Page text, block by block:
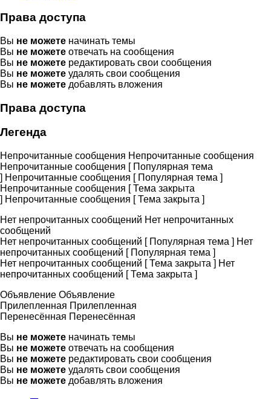
Права доступа
Вы не можете начинать темы
Вы не можете отвечать на сообщения
Вы не можете редактировать свои сообщения
Вы не можете удалять свои сообщения
Вы не можете добавлять вложения
Права доступа
Легенда
Непрочитанные сообщения Непрочитанные сообщения
Непрочитанные сообщения [ Популярная тема
] Непрочитанные сообщения [ Популярная тема ]
Непрочитанные сообщения [ Тема закрыта
] Непрочитанные сообщения [ Тема закрыта ]
Нет непрочитанных сообщений Нет непрочитанных
сообщений
Нет непрочитанных сообщений [ Популярная тема ] Нет
непрочитанных сообщений [ Популярная тема ]
Нет непрочитанных сообщений [ Тема закрыта ] Нет
непрочитанных сообщений [ Тема закрыта ]
Объявление Объявление
Прилепленная Прилепленная
Перенесённая Перенесённая
Вы не можете начинать темы
Вы не можете отвечать на сообщения
Вы не можете редактировать свои сообщения
Вы не можете удалять свои сообщения
Вы не можете добавлять вложения